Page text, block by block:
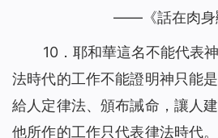
——《話在肉身
10．耶和華這名不能代表
法時代的工作不能證明神只能
給人定律法、頒布誡命，讓人
他所作的工作只代表律法時代